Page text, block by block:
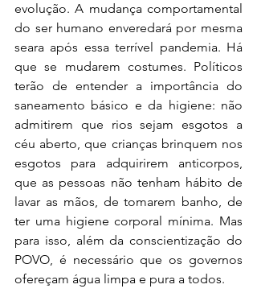
evolução. A mudança comportamental
do ser humano enveredará por mesma
seara após essa terrível pandemia. Há
que se mudarem costumes. Políticos
terão de entender a importância do
saneamento básico e da higiene: não
admitirem que rios sejam esgotos a
céu aberto, que crianças brinquem nos
esgotos para adquirirem anticorpos,
que as pessoas não tenham hábito de
lavar as mãos, de tomarem banho, de
ter uma higiene corporal mínima. Mas
para isso, além da conscientização do
POVO, é necessário que os governos
ofereçam água limpa e pura a todos.